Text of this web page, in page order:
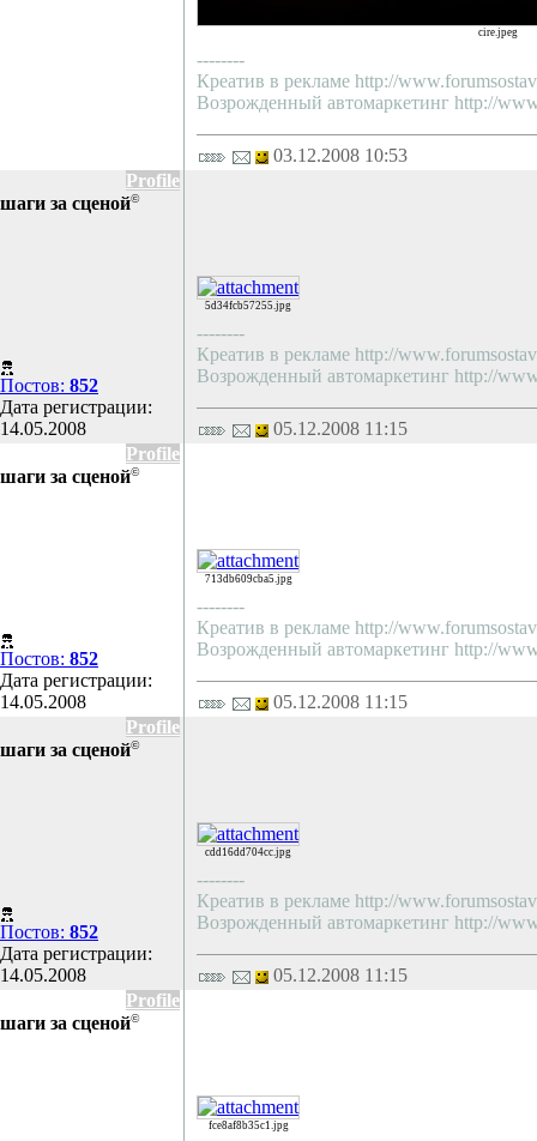
cire.jpeg
--------
Креатив в рекламе http://
Возрожденный автомаркетинг http://
03.12.2008 10:53
Profile
шаги за сценой©
Постов: 852
Дата регистрации:
14.05.2008
5d34fcb57255.jpg
--------
Креатив в рекламе http://
Возрожденный автомаркетинг http://
05.12.2008 11:15
Profile
шаги за сценой©
Постов: 852
Дата регистрации:
14.05.2008
713db609cba5.jpg
--------
Креатив в рекламе http://
Возрожденный автомаркетинг http://
05.12.2008 11:15
Profile
шаги за сценой©
Постов: 852
Дата регистрации:
14.05.2008
cdd16dd704cc.jpg
--------
Креатив в рекламе http://
Возрожденный автомаркетинг http://
05.12.2008 11:15
Profile
шаги за сценой©
fce8af8b35c1.jpg